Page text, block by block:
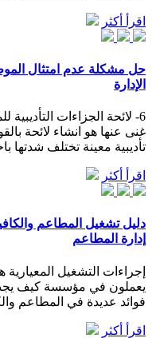
اقرأ أكثر
حل مشكلة عدم امتثال
الإدارة
6- لائحة الجزاءات
غنى عنها هو انشاء لائحة
تأديبية معينة تختلف شدتها
اقرأ أكثر
إدارة المطاعم
إجراءات التشغيل
يعملون في مؤسسة كيف يجب
فوائد عديدة في المطاعم
اقرأ أكثر